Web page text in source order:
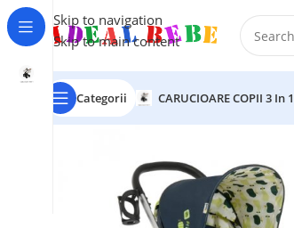
Skip to navigation
Skip to main content
Categorii CARUCIOARE COPII 3 In 1